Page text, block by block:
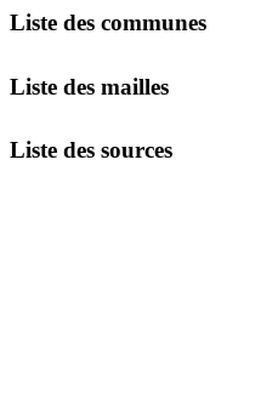
Liste des communes
Liste des mailles
Liste des sources